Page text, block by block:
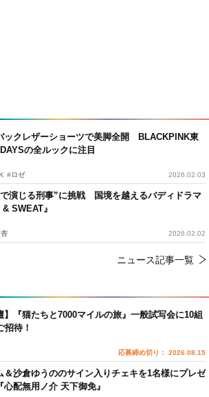
ックレザーショーツで美脚全開 BLACKPINK東
の全ルックに注目
#ロゼ 2026.02.03
演じる刑事”に挑戦 国境を越えるバディドラマ
& SWEAT』
2026.02.02
ニュース記事一覧
】『猫たちと7000マイルの旅』一般試写会に10組
招待！
応募締め切り： 2026.08.15
＆沙倉ゆうののサイン入りチェキを1名様にプレゼ
心配無用ノ介 天下御免』